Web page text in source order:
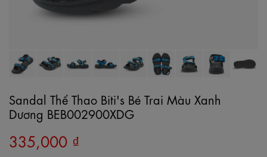
Sandal Thể Thao Biti's Bé Trai Màu Xanh
Dương BEB002900XDG
335,000 ₫